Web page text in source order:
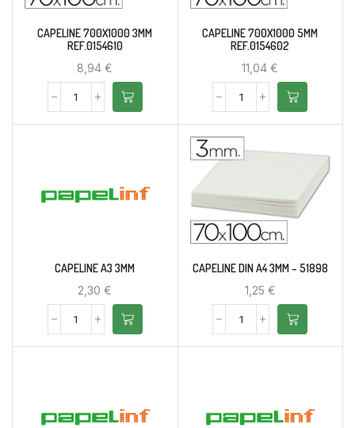
CAPELINE 700X1000 3MM
REF.0154610
8,94€
CAPELINE 700X1000 5MM
REF.0154602
11,04€
CAPELINE A3 3MM
2,30€
CAPELINE DIN A4 3MM – 51898
1,25 €